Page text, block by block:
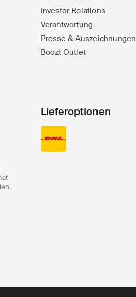
Investor Relations
Verantwortung
Presse & Auszeichnungen
Boozt Outlet
Lieferoptionen